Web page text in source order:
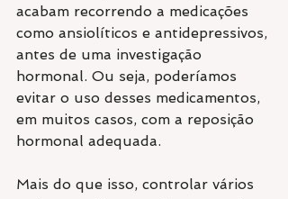
acabam recorrendo a medicações
como ansiolíticos e antidepressivos,
antes de uma investigação
hormonal. Ou seja, poderíamos
evitar o uso desses medicamentos,
em muitos casos, com a reposição
hormonal adequada.
Mais do que isso, controlar vários